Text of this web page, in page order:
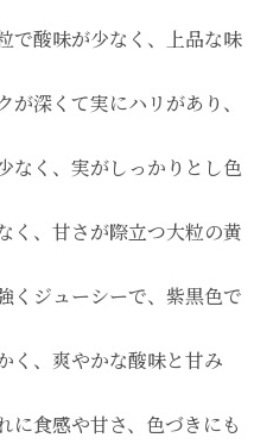
で酸味が少なく、上品な味
が深くて実にハリがあり、
なく、実がしっかりとし色
く、甘さが際立つ大粒の黄
くジューシーで、紫黒色で
く、爽やかな酸味と甘み
に食感や甘さ、色づきにも